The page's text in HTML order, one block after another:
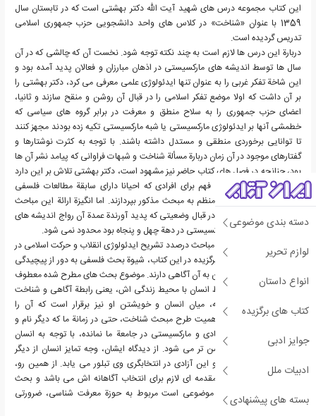
دسته بندی موضوعی
لوازم تحریر
انواع داستان
کتاب های برگزیده
جوایز ادبی
ادبیات ملل
بسته های پیشنهادی
این کتاب مجموعه درس های شهید آیت الله دکتر بهشتی است که در تابستان سال
1359 با عنوان «شناخت» در کلاس های واحد دانشجویی حزب جمهوری اسلامی
تدریس گردیده است.
دربارة این درس ها لازم است به چند نکته توجه شود. نخست آن که چالشی که در آن
سال ها توسط اندیشه های مارکسیستی در اذهان مبارزان و فعالان پدید آمده بود و
این شاخة تفکر غربی را به عنوان تنها ایدئولوژی علمی معرفی می کرد، دکتر بهشتی را
بر آن داشت که اولا موضع تفکر اسلامی را در قبال آن روشن و منقح سازند و ثانیا،
اعضای حزب جمهوری را به سلاح منطق و معرفت در برابر گروه های سیاسی که
خطمشی آنها بر ایدئولوژی مارکسیستی یا شبه مارکسیستی تکیه زده بودند مجهز کنند
تا توانایی برخوردی منطقی و مستدل داشته باشند. با توجه به کثرت نوشتارها و
گفتارهای موجود در آن زمان دربارة مسألة شناخت و شبهات فراوانی که پیامد نشر آن ها
بود، چنانچه در فصل های کتاب حاضر نیز مشهود است، دکتر بهشتی تلاش بر این دارد
که به زبانی ساده و قابل فهم برای افرادی که احیانا دارای سابقة مطالعات فلسفی
نیستند به طور فشرده و منظم به مبحث مذکور بپردازند. اما انگیزة ارائة این مباحث
صرفا به برخوردی انفعالی در قبال وضعیتی که پدید آورندة عمدة آن رواج اندیشه های
مادی گرایانه و به ویژه مارکسیستی در دهة چهل و پنجاه بود محدود نمی شود.
دکتر بهشتی با عنوان این مباحث درصدد تشریح ایدئولوژی انقلاب و حرکت اسلامی در
ایران نیز هست. رهیافت برگزیده در این کتاب، شیوة بحث فلسفی به دور از پیچیدگی
هایی است که تنها اهل فن به آن آگاهی دارند. موضوع بحث های مطرح شده معطوف
به یکی از گونه های ارتباط انسان با محیط زندگی اش، یعنی رابطة آگاهی و شناخت
است. این رابطة آگاهانه، میان انسان و خویشتن او نیز برقرار است که آن را
"خودآگاهی" می نامیم. اهمیت طرح مبحث شناخت، حتی در زمانة ما که دیگر نام و
نشانی از اندیشه های مادی و مارکسیستی در جامعة ما نمانده، با توجه به انسان
شناسی دکتر بهشتی روشن تر می شود. از دیدگاه ایشان، وجه تمایز انسان از دیگر
موجودات، آزادی اوست و این آزادی در انتخابگری وی تبلور می یابد. از همین رو،
شناخت و آگاهی انسان مقدمه ای لازم برای انتخاب آگاهانه اش می باشد و بحث
دربارة شناخت که اساسا موضوعی است مربوط به حوزة معرفت شناسی، ضرورتی
انکارناپذیر می یابد.